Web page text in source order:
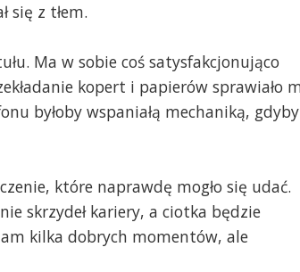
się z tłem.
Ma w sobie coś satysfakcjonująco
kopert i papierów sprawiało
byłoby wspaniałą mechaniką, gdyby
które naprawdę mogło się udać.
skrzydeł kariery, a ciotka będzie
kilka dobrych momentów, ale